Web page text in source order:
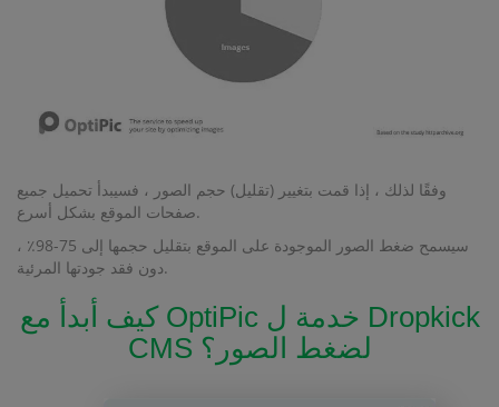
وفقًا لذلك ، إذا قمت بتغيير (تقليل) حجم الصور ، فسيبدأ تحميل جميع
صفحات الموقع بشكل أسرع.
سيسمح ضغط الصور الموجودة على الموقع بتقليل حجمها إلى 75-98٪ ،
دون فقد جودتها المرئية.
كيف أبدأ مع OptiPic خدمة ل Dropkick
CMS لضغط الصور؟